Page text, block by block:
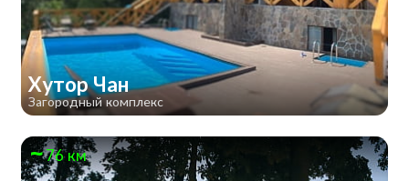
Хутор Чан
Загородный комплекс
76 км